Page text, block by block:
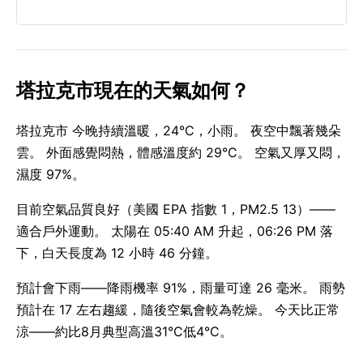
塔拉克市現在的天氣如何？
塔拉克市 今晚持續溫暖，24°C，小雨。 夜空中飄著幾朵
雲。 外面感覺悶熱，體感溫度約 29°C。 空氣又厚又悶，
濕度 97%。
目前空氣品質良好（美國 EPA 指數 1，PM2.5 13）——
適合戶外運動。 太陽在 05:40 AM 升起，06:26 PM 落
下，白天長度為 12 小時 46 分鐘。
預計會下雨——降雨機率 91%，雨量可達 26 毫米。 雨勢
預計在 17 左右趨緩，隨後空氣會較為乾燥。 今天比正常
涼——約比8月典型高溫31°C低4°C。